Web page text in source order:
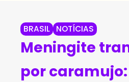
BRASIL NOTÍCIAS
Meningite
por caramujo: